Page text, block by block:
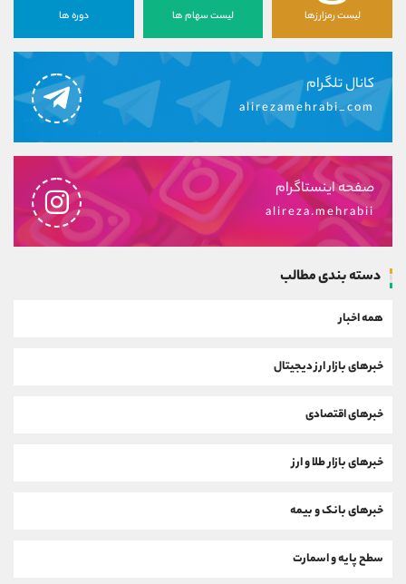
لیست رمزارزها لیست سهام ها دوره ها
کانال تلگرام
alirezamehrabi_com
صفحه اینستاگرام
alireza.mehrabii
دسته بندی مطالب
همه اخبار
خبرهای بازار ارز دیجیتال
خبرهای اقتصادی
خبرهای بازار طلا و ارز
خبرهای بانک و بیمه
سطح پایه و اسمارت